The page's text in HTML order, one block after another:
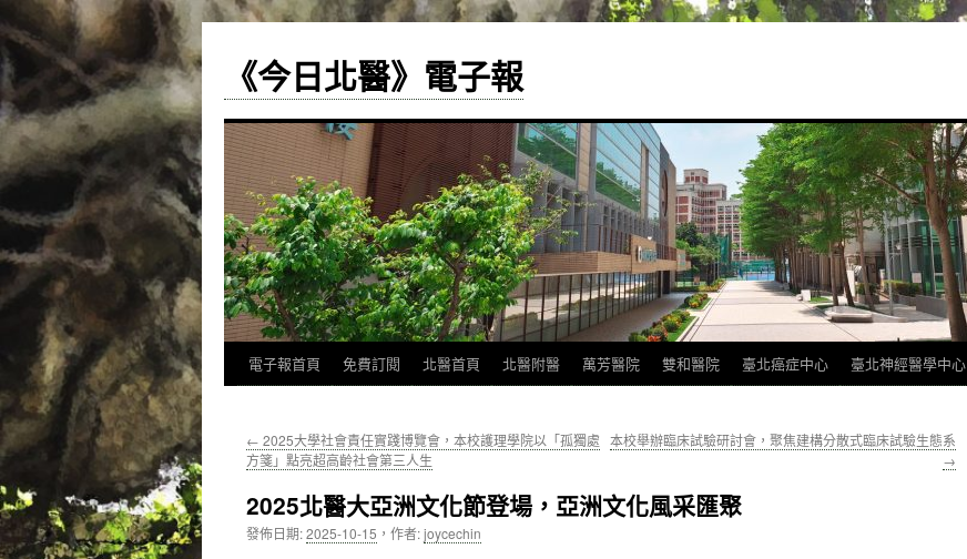
《今日北醫》電子報
跳
主
內
電子報首頁 免費訂閱 北醫首頁 北醫附醫 萬芳醫院 雙和醫院 臺北癌症中心 臺北神經醫學中心
← 2025大學社會責任實踐博覽會，本校護理學院以「孤獨處
方箋」點亮超高齡社會第三人生
本校舉辦臨床試驗研討會，聚焦建構分散式臨床試驗生態系
→
2025北醫大亞洲文化節登場，亞洲文化風采匯聚
發佈日期:2025-10-15 ， 作者:joycechin